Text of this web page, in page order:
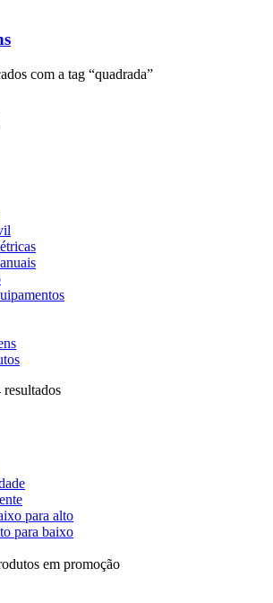
com a tag “quadrada”
para alto
para baixo
em promoção